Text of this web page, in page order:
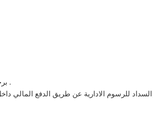
برجاء الالتزام برفع صوره ايصال سداد الرسوم الادارية حيث انه لن يتم الالتفات لأي طلب بدون سداد الرسوم .